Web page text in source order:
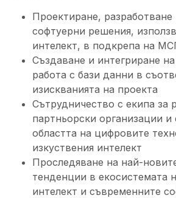
Проектиране,
софтуерни решения,
интелект, в подкрепа на
Създаване и интегриране
работа с бази данни в
изискванията на проекта
Сътрудничество с екипа за
партньорски организации и
областта на цифровите
изкуствения интелект
Проследяване на най-
тенденции в екосистемата
интелект и съвременните